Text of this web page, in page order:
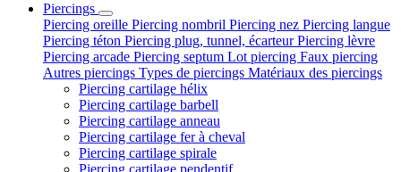
Piercings
Piercing oreille Piercing nombril Piercing nez Piercing langue
Piercing téton Piercing plug, tunnel, écarteurPiercing lèvre
Piercing arcade Piercing septum Lot piercing Faux piercing
Autres piercings Types de piercings Matériaux des piercings
Piercing cartilage hélix
Piercing cartilage barbell
Piercing cartilage anneau
Piercing cartilage fer à cheval
Piercing cartilage spirale
Piercing cartilage pendentif